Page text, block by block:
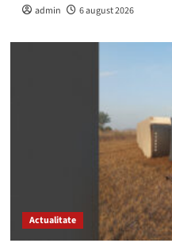
admin 6 august 2026
Actualitate